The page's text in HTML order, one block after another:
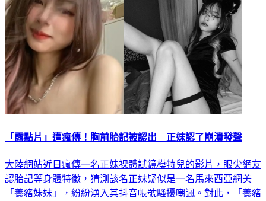
「露點片」遭瘋傳！胸前胎記被認出 正妹認了崩潰發聲
大陸網站近日瘋傳一名正妹裸體試鏡模特兒的影片，眼尖網友
認胎記等身體特徵，猜測該名正妹疑似是一名馬來西亞網美
「養豬妹妹」，紛紛湧入其抖音帳號騷擾嘲諷。對此，「養豬